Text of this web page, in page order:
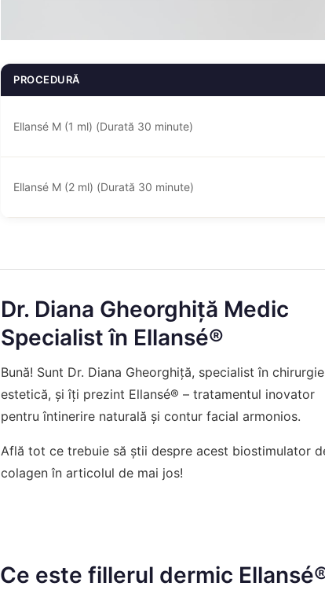
PROCEDURĂ
Ellansé M (1 ml) (Durată 30 minute)
Ellansé M (2 ml) (Durată 30 minute)
Dr. Diana Gheorghiță Medic
Specialist în Ellansé®
Bună! Sunt Dr. Diana Gheorghiță, specialist în chirurgie
estetică, și îți prezint Ellansé® – tratamentul inovator
pentru întinerire naturală și contur facial armonios.
Află tot ce trebuie să știi despre acest biostimulator
colagen în articolul de mai jos!
Ce este fillerul dermic